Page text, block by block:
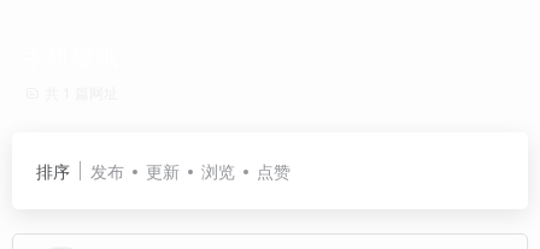
排序 发布 更新 浏览 点赞